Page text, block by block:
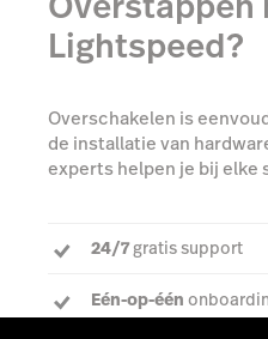
Lightspeed?
Overschakelen is
de installatie van
experts helpen je bij elke
24/7gratis support
Eén-op-één